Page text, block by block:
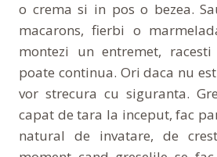
o crema si in pos o bezea.
macarons, fierbi o
montezi un entremet,
poate continua. Ori daca nu
vor strecura cu siguranta.
capat de tara la inceput, fac
natural de invatare, de